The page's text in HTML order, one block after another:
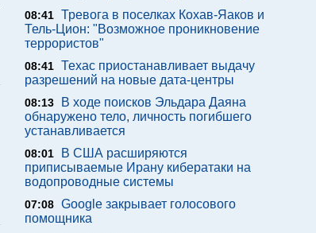
08:41 Тревога в поселках Кохав-Яаков и
Тель-Цион: "Возможное проникновение
террористов"
08:41 Техас приостанавливает выдачу
разрешений на новые дата-центры
08:13
В ходе поисков Эльдара Даяна
обнаружено тело, личность погибшего
устанавливается
08:01
В США расширяются
приписываемые Ирану кибератаки на
водопроводные системы
07:08 Google закрывает голосового
помощника